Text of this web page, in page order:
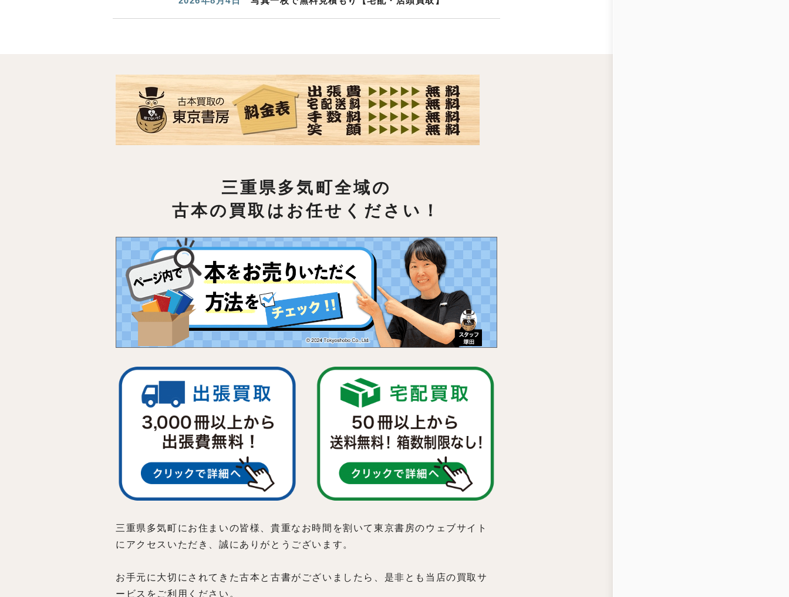
三重県多気町全域の
古本の買取はお任せください！
三重県多気町にお住まいの皆様、貴重なお時間を割いて東京書房のウェブサイト
にアクセスいただき、誠にありがとうございます。
お手元に大切にされてきた古本と古書がございましたら、是非とも当店の買取サ
ービスをご利用ください。